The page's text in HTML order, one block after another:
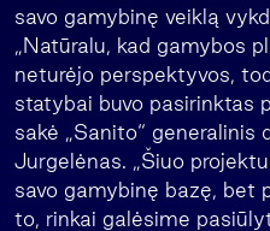
savo gamybinę veiklą
„Natūralu, kad gamybos
neturėjo perspektyvos,
statybai buvo pasirinktas
sakė „Sanito“ generalinis
Jurgelėnas. „Šiuo
savo gamybinę bazę, bet
to, rinkai galėsime